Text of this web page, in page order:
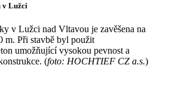
v Lužci
v Lužci nad Vltavou je zavěšena na
m. Při stavbě byl použit
umožňující vysokou pevnost a
(foto: HOCHTIEF CZ a.s.)